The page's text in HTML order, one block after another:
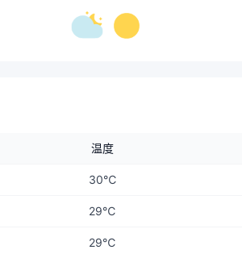
温度
30℃
29℃
29℃